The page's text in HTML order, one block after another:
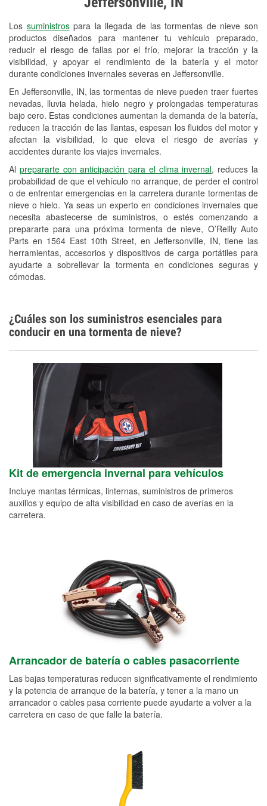
Los suministrospara la llegada de las tormentas de nieve son
productos diseñados para mantener tu vehículo preparado,
reducir el riesgo de fallas por el frío, mejorar la tracción y la
visibilidad, y apoyar el rendimiento de la batería y el motor
durante condiciones invernales severas en Jeffersonville.
En Jeffersonville, IN, las tormentas de nieve pueden traer fuertes
nevadas, lluvia helada, hielo negro y prolongadas temperaturas
bajo cero. Estas condiciones aumentan la demanda de la batería,
reducen la tracción de las llantas, espesan los fluidos del motor y
afectan la visibilidad, lo que eleva el riesgo de averías y
accidentes durante los viajes invernales.
Al prepararte con anticipación para el clima invernal, reduces la
probabilidad de que el vehículo no arranque, de perder el control
o de enfrentar emergencias en la carretera durante tormentas de
nieve o hielo. Ya seas un experto en condiciones invernales que
necesita abastecerse de suministros, o estés comenzando a
prepararte para una próxima tormenta de nieve, O’Reilly Auto
Parts en 1564 East 10th Street, en Jeffersonville, IN, tiene las
herramientas, accesorios y dispositivos de carga portátiles para
ayudarte a sobrellevar la tormenta en condiciones seguras y
cómodas.
Revisión de la luz "Check Engine"
Reciclaje de baterías y aceite
Instalación de bombillas de faros
Instalación de limpiaparabrisas
Programa de Préstamo de
Herramientas
Rectificación de tambores y discos de
freno
Snowstorm Supplies
Tornado Supplies
Conoce más
¿Cuáles son los suministros esenciales para
conducir en una tormenta de nieve?
Kit de emergencia invernal para vehículos
Incluye mantas térmicas, linternas, suministros de primeros
auxilios y equipo de alta visibilidad en caso de averías en la
carretera.
Arrancador de batería o cables pasacorriente
Las bajas temperaturas reducen significativamente el rendimiento
y la potencia de arranque de la batería, y tener a la mano un
arrancador o cables pasa corriente puede ayudarte a volver a la
carretera en caso de que falle la batería.